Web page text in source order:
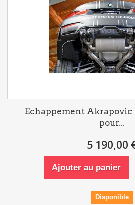
Echappement
pour...
5 190,00
Ajouter au panier
Disponible